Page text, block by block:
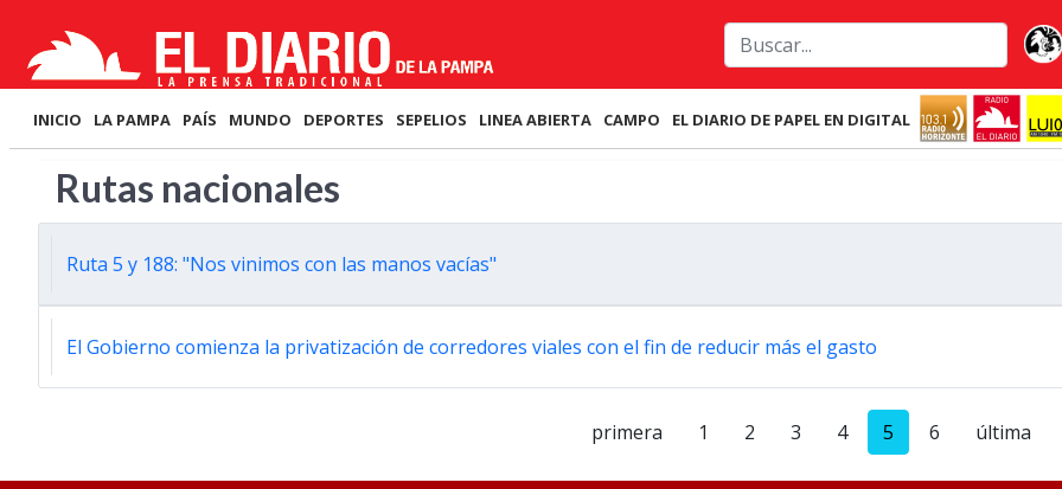
INICIO LA PAMPA PAÍS MUNDO DEPORTES SEPELIOS LINEA ABIERTA CAMPO EL DIARIO DE PAPEL EN DIGITAL
Rutas nacionales
Ruta 5 y 188: "Nos vinimos con las manos vacías"
El Gobierno comienza la privatización de corredores viales con el fin de reducir más el gasto
primera 1 2 3 4 5 6 última